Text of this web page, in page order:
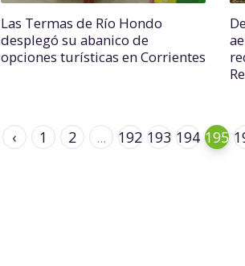
Las Termas de Río Hondo
desplegó su abanico de
opciones turísticas en Corrientes
‹ 1 2 ... 192 193 194 195